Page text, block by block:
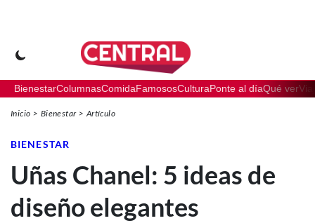
BienestarColumnasComidaFamososCulturaPonte al díaQué ver
Inicio Bienestar Artículo
BIENESTAR
Uñas Chanel: 5 ideas de
diseño elegantes